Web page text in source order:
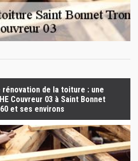
de la toiture : une
Couvreur 03 à Saint Bonnet
et ses environs